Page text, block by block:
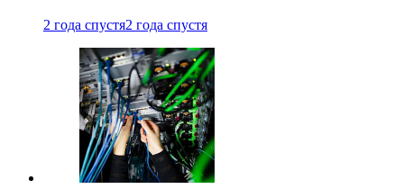
2 года спустя2 года спустя